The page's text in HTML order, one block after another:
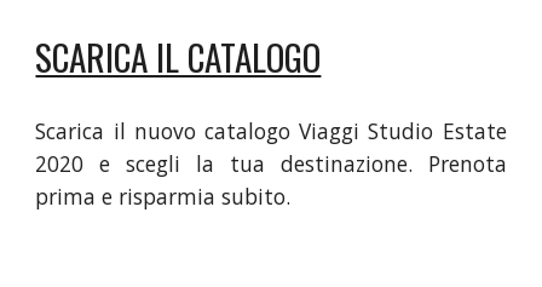
SCARICA IL CATALOGO
Scarica il nuovo catalogo Viaggi Studio Estate
2020 e scegli la tua destinazione. Prenota
prima e risparmia subito.